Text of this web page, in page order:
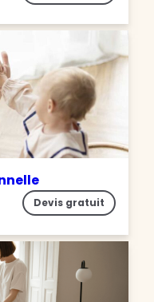
Devis gratuit